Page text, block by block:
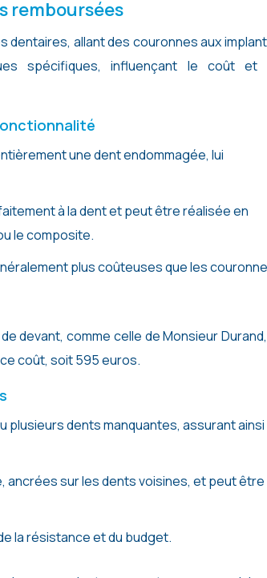
remboursées
allant des couronnes aux
spécifiques, influençant le coût et
une dent endommagée, lui
à la dent et peut être réalisée en
le composite.
plus coûteuses que les
devant, comme celle de Monsieur
coût, soit 595 euros.
dents manquantes, assurant ainsi
sur les dents voisines, et peut être
la résistance et du budget.